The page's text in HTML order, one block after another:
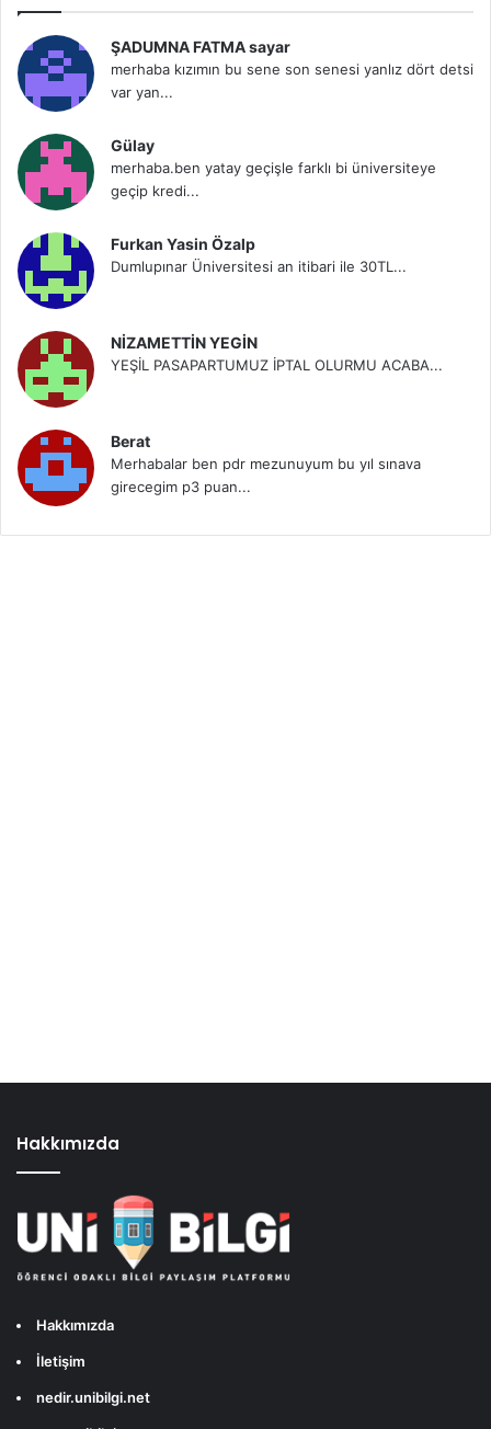
ŞADUMNA FATMA sayar
merhaba kızımın bu sene son senesi yanlız dört detsi
var yan...
Gülay
merhaba.ben yatay geçişle farklı bi üniversiteye
geçip kredi...
Furkan Yasin Özalp
Dumlupınar Üniversitesi an itibari ile 30TL...
NİZAMETTİN YEGİN
YEŞİL PASAPARTUMUZ İPTAL OLURMU ACABA...
Berat
Merhabalar ben pdr mezunuyum bu yıl sınava
girecegim p3 puan...
Hakkımızda
Hakkımızda
İletişim
nedir.unibilgi.net